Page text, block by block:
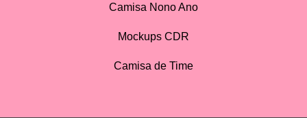
Camisa Nono Ano
Mockups CDR
Camisa de Time